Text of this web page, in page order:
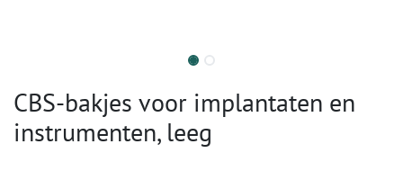
CBS-bakjes voor implantaten en
instrumenten, leeg